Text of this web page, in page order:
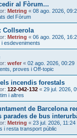
al Fòrum...
Metring « 08 ago. 2026,
del Fòrum
Collserola
Metring « 06 ago. 2026,
esdeveniments
wefer « 02 ago. 2026, 00:29
proves i Off-topic
incendis forestals
122-042-132 « 29 jul. 2026,
i altres
de Barcelona
parades de bus
Metring « 23 jul. 2026, 11:24
i resta transport públic